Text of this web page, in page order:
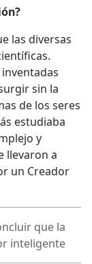
las diversas
sin la
de los seres
estudiaba
y
llevaron a
un Creador
que la
inteligente